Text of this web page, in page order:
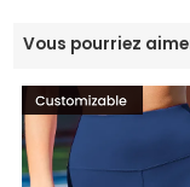
Vous pourriez